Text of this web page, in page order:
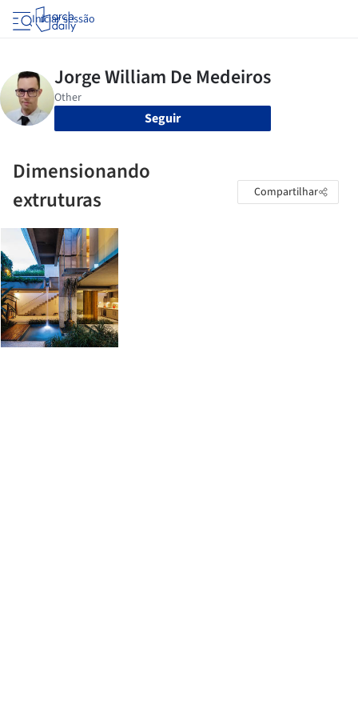
Iniciar sessão
Seguir
Dimensionando
extruturas
Compartilhar